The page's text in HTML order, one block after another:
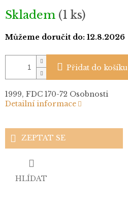
Měrná
cena:
Skladem (1 ks)
Můžeme doručit do: 12.8.2026
Přidat do košíku
1999, FDC 170-72 Osobnosti
Detailní informace
ZEPTAT SE
HLÍDAT